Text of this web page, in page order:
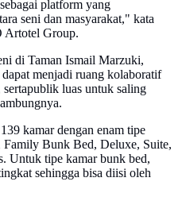
platform yang
seni dan masyarakat," kata
Artotel Group.
di Taman Ismail Marzuki,
menjadi ruang kolaboratif
luas untuk saling
kamar dengan enam tipe
Bunk Bed, Deluxe, Suite,
Untuk tipe kamar bunk bed,
sehingga bisa diisi oleh